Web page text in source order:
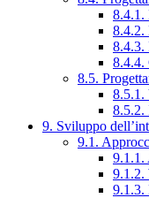
8.4.1.
8.4.2.
8.4.3.
8.4.4.
8.5.
8.5.1.
8.5.2.
9. Sviluppo
9.1.
9.1.1.
9.1.2.
9.1.3.